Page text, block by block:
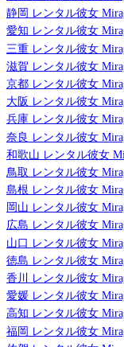
静岡 レンタル彼女
愛知 レンタル彼女
三重 レンタル彼女
滋賀 レンタル彼女
京都 レンタル彼女
大阪 レンタル彼女
兵庫 レンタル彼女
奈良 レンタル彼女
和歌山 レンタル彼女
鳥取 レンタル彼女
島根 レンタル彼女
岡山 レンタル彼女
広島 レンタル彼女
山口 レンタル彼女
徳島 レンタル彼女
香川 レンタル彼女
愛媛 レンタル彼女
高知 レンタル彼女
福岡 レンタル彼女